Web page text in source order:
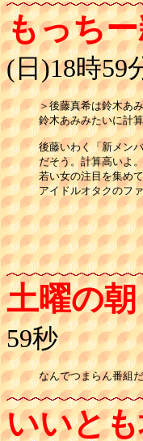
もっち
(日)18時59
＞後藤真希は鈴木あ
鈴木あみみたいに計
後藤いわく「新メン
だそう。計算高いよ
若い女の注目を集め
アイドルオタクのフ
土曜の朝
59秒
なんでつまらん番組
いいと